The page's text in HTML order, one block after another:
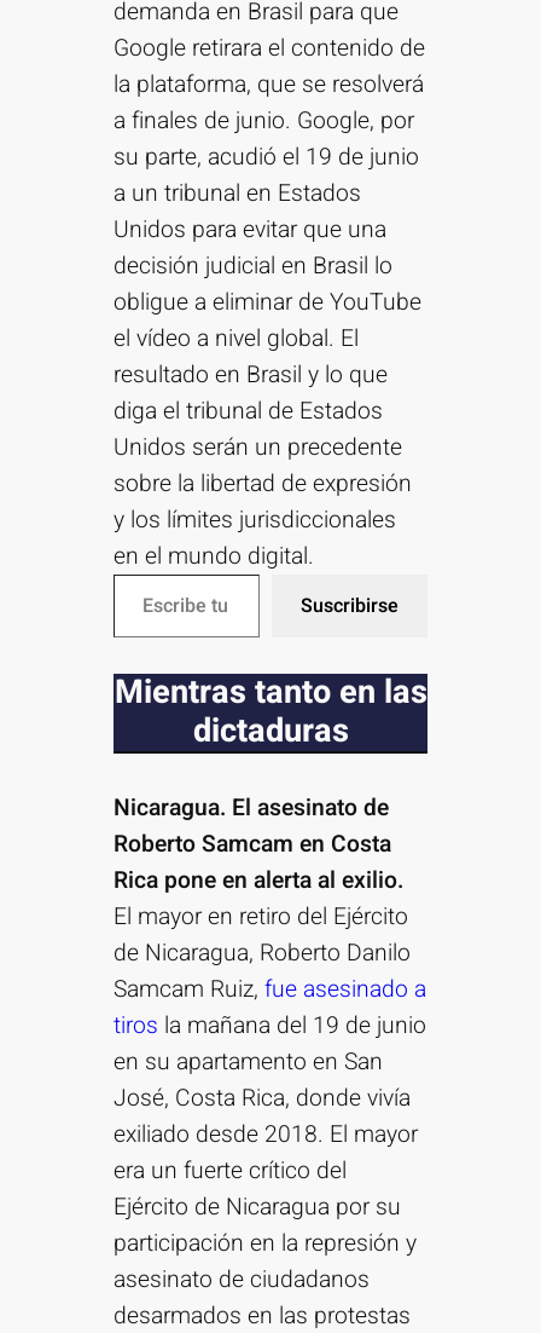
demanda en Brasil para que
Google retirara el contenido de
la plataforma, que se resolverá
a finales de junio. Google, por
su parte, acudió el 19 de junio
a un tribunal en Estados
Unidos para evitar que una
decisión judicial en Brasil lo
obligue a eliminar de YouTube
el vídeo a nivel global. El
resultado en Brasil y lo que
diga el tribunal de Estados
Unidos serán un precedente
sobre la libertad de expresión
y los límites jurisdiccionales
en el mundo digital.
Escribe tu correo electrónico…
Suscribirse
Mientras tanto en las
dictaduras
Nicaragua. El asesinato de
Roberto Samcam en Costa
Rica pone en alerta al exilio.
El mayor en retiro del Ejército
de Nicaragua, Roberto Danilo
Samcam Ruiz,fue asesinado a
tiros la mañana del 19 de junio
en su apartamento en San
José, Costa Rica, donde vivía
exiliado desde 2018. El mayor
era un fuerte crítico del
Ejército de Nicaragua por su
participación en la represión y
asesinato de ciudadanos
desarmados en las protestas